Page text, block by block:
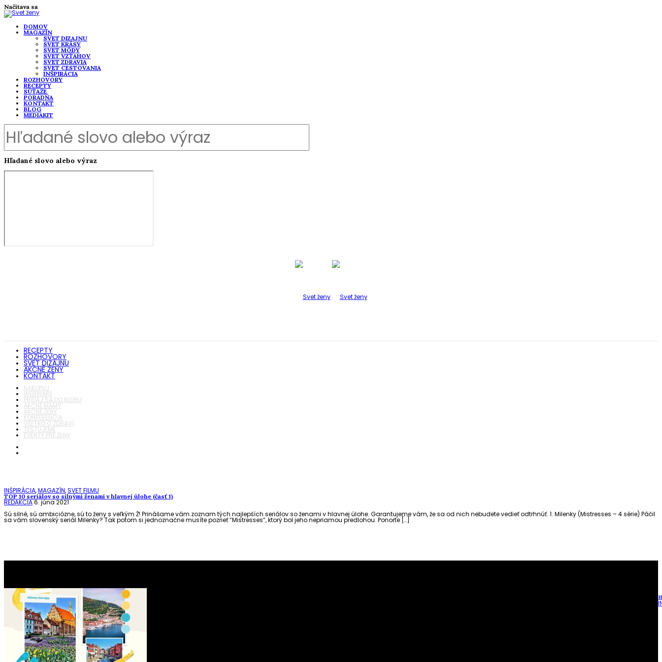
Načítava sa
DOMOV
MAGAZÍN
SVET DIZAJNU
SVET KRÁSY
SVET MÓDY
SVET VZŤAHOV
SVET ZDRAVIA
SVET CESTOVANIA
INŠPIRÁCIA
ROZHOVORY
RECEPTY
SÚŤAŽE
PORADŇA
KONTAKT
BLOG
MEDIAKIT
Hľadané slovo alebo výraz
RECEPTY
ROZHOVORY
SVET DIZAJNU
AKČNÉ ŽENY
KONTAKT
NAKUPUJ
WEBINÁRE
PRIDAJ SA DO KLUBU
AKČNÉ MAMY
AKČNÉ ŽENY
KONFERENCIA
VŠETKO O ZDRAVÍ
TESTUJEME
EVENTY PRE ŽENY
INŠPIRÁCIA,MAGAZÍN,SVET FILMU
TOP 10 seriálov so silnými ženami v hlavnej úlohe (časť 1)
REDAKCIA6. júna 2021
Sú silné, sú ambiciózne, sú to ženy s veľkým Ž! Prinášame vám zoznam tých najlepších seriálov so ženami v hlavnej úlohe. Garantujeme vám, že sa od nich nebudete vedieť odtrhnúť. 1. Milenky (Mistresses – 4 série) Páčil
sa vám slovenský seriál Milenky? Tak potom si jednoznačne musíte pozrieť “Mistresses”, ktorý bol jeho nepriamou predlohou. Ponorte […]